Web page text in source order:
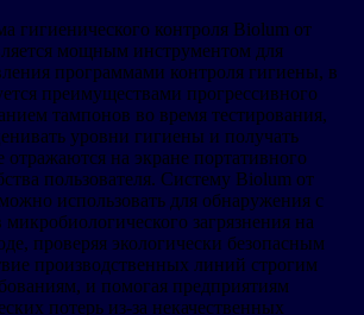
гигиенического контроля Biolum от
мощным инструментом для
программами контроля гигиены, в
преимуществами прогрессивного
тампонов во время тестирования,
уровни гигиены и получать
отражаются на экране портативного
пользователя. Систему Biolum от
использовать для обнаружения с
загрязнения на
проверяя экологически безопасным
производственных линий строгим
и помогая предприятиям
потерь из-за некачественных